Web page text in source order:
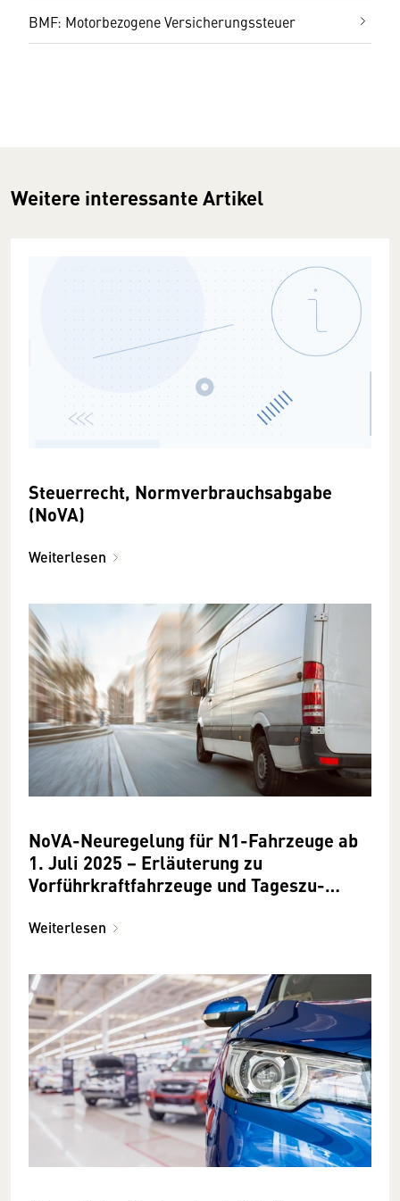
BMF: Motorbezogene Versicherungssteuer
Weitere interessante Artikel
Steuerrecht, Normverbrauchsabgabe
(NoVA)
Weiterlesen
NoVA-Neuregelung für N1-Fahrzeuge ab
1. Juli 2025 − Erläuterung zu
Vorführkraftfahrzeuge und Tageszu­
Weiterlesen